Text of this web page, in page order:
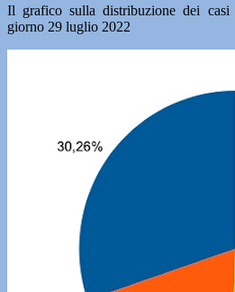
Il grafico sulla distribuzione dei
giorno 29 luglio 2022